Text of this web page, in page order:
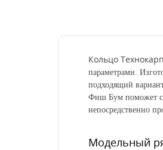
Кольцо
параметрами.
подходящий
Фиш Бум поможет
непосредственно
Модельный